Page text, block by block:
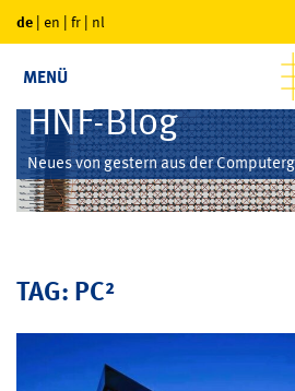
de | en | fr | nl
MENÜ
HNF-Blog
Neues von gestern aus der
TAG: PC²